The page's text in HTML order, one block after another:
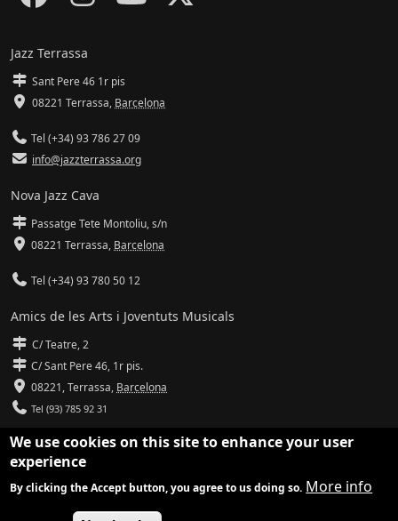
Jazz Terrassa
Sant Pere 46 1r pis
08221 Terrassa, Barcelona
Tel (+34) 93 786 27 09
info@jazzterrassa.org
Nova Jazz Cava
Passatge Tete Montoliu, s/n
08221 Terrassa, Barcelona
Tel (+34) 93 780 50 12
Amics de les Arts i Joventuts Musicals
C/ Teatre, 2
C/ Sant Pere 46, 1r pis.
08221,Terrassa, Barcelona
Tel (93) 785 92 31
info@amicsdelesarts-jjmm.cat
www.amicsdelesarts-jjmm.cat
Adaptació de
We use cookies on this site to enhance your user
experience
By clicking the Accept button, you agree to us doing so. More info